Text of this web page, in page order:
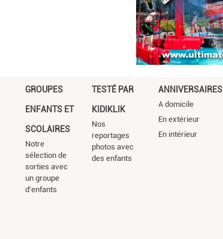
GROUPES
ENFANTS ET
SCOLAIRES
Notre
sélection de
sorties avec
un groupe
d'enfants
TESTÉ PAR
KIDIKLIK
Nos
reportages
photos avec
des enfants
ANNIVERSAIRES
A domicile
En extérieur
En intérieur